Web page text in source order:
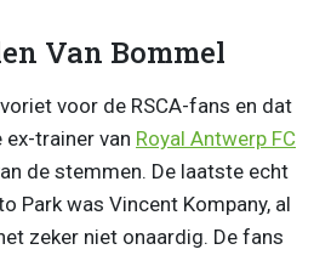
Van Bommel
voor de RSCA-fans en dat
ex-trainer van Royal Antwerp FC
de stemmen. De laatste echt
Park was Vincent Kompany, al
zeker niet onaardig. De fans